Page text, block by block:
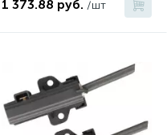
1 373.88 руб. /шт